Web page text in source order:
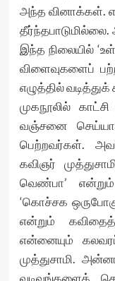
அந்த வினாக்கள்.
இந்த நிலையில்
விளைவுகளைப்
எழுத்தில்
முகநூலில்
வஞ்சனை
பெற்றவர்கள்.
கவிஞர்
வெண்பா’
‘கொச்சக
என்றும்
என்னையும்
முத்துசாமி.
வடிவங்களைக்